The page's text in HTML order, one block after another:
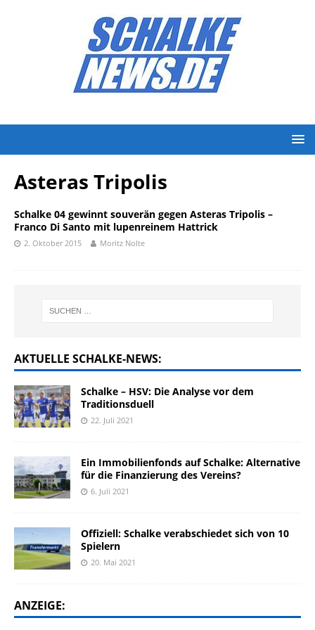
Asteras Tripolis
Schalke 04 gewinnt souverän gegen Asteras Tripolis –
Franco Di Santo mit lupenreinem Hattrick
2. Oktober 2015 Moritz Nolte
AKTUELLE SCHALKE-NEWS:
Schalke – HSV: Die Analyse vor dem
Traditionsduell
22. Juli 2021
Ein Immobilienfonds auf Schalke: Alternative
für die Finanzierung des Vereins?
6. Juli 2021
Offiziell: Schalke verabschiedet sich von 10
Spielern
20. Mai 2021
ANZEIGE: